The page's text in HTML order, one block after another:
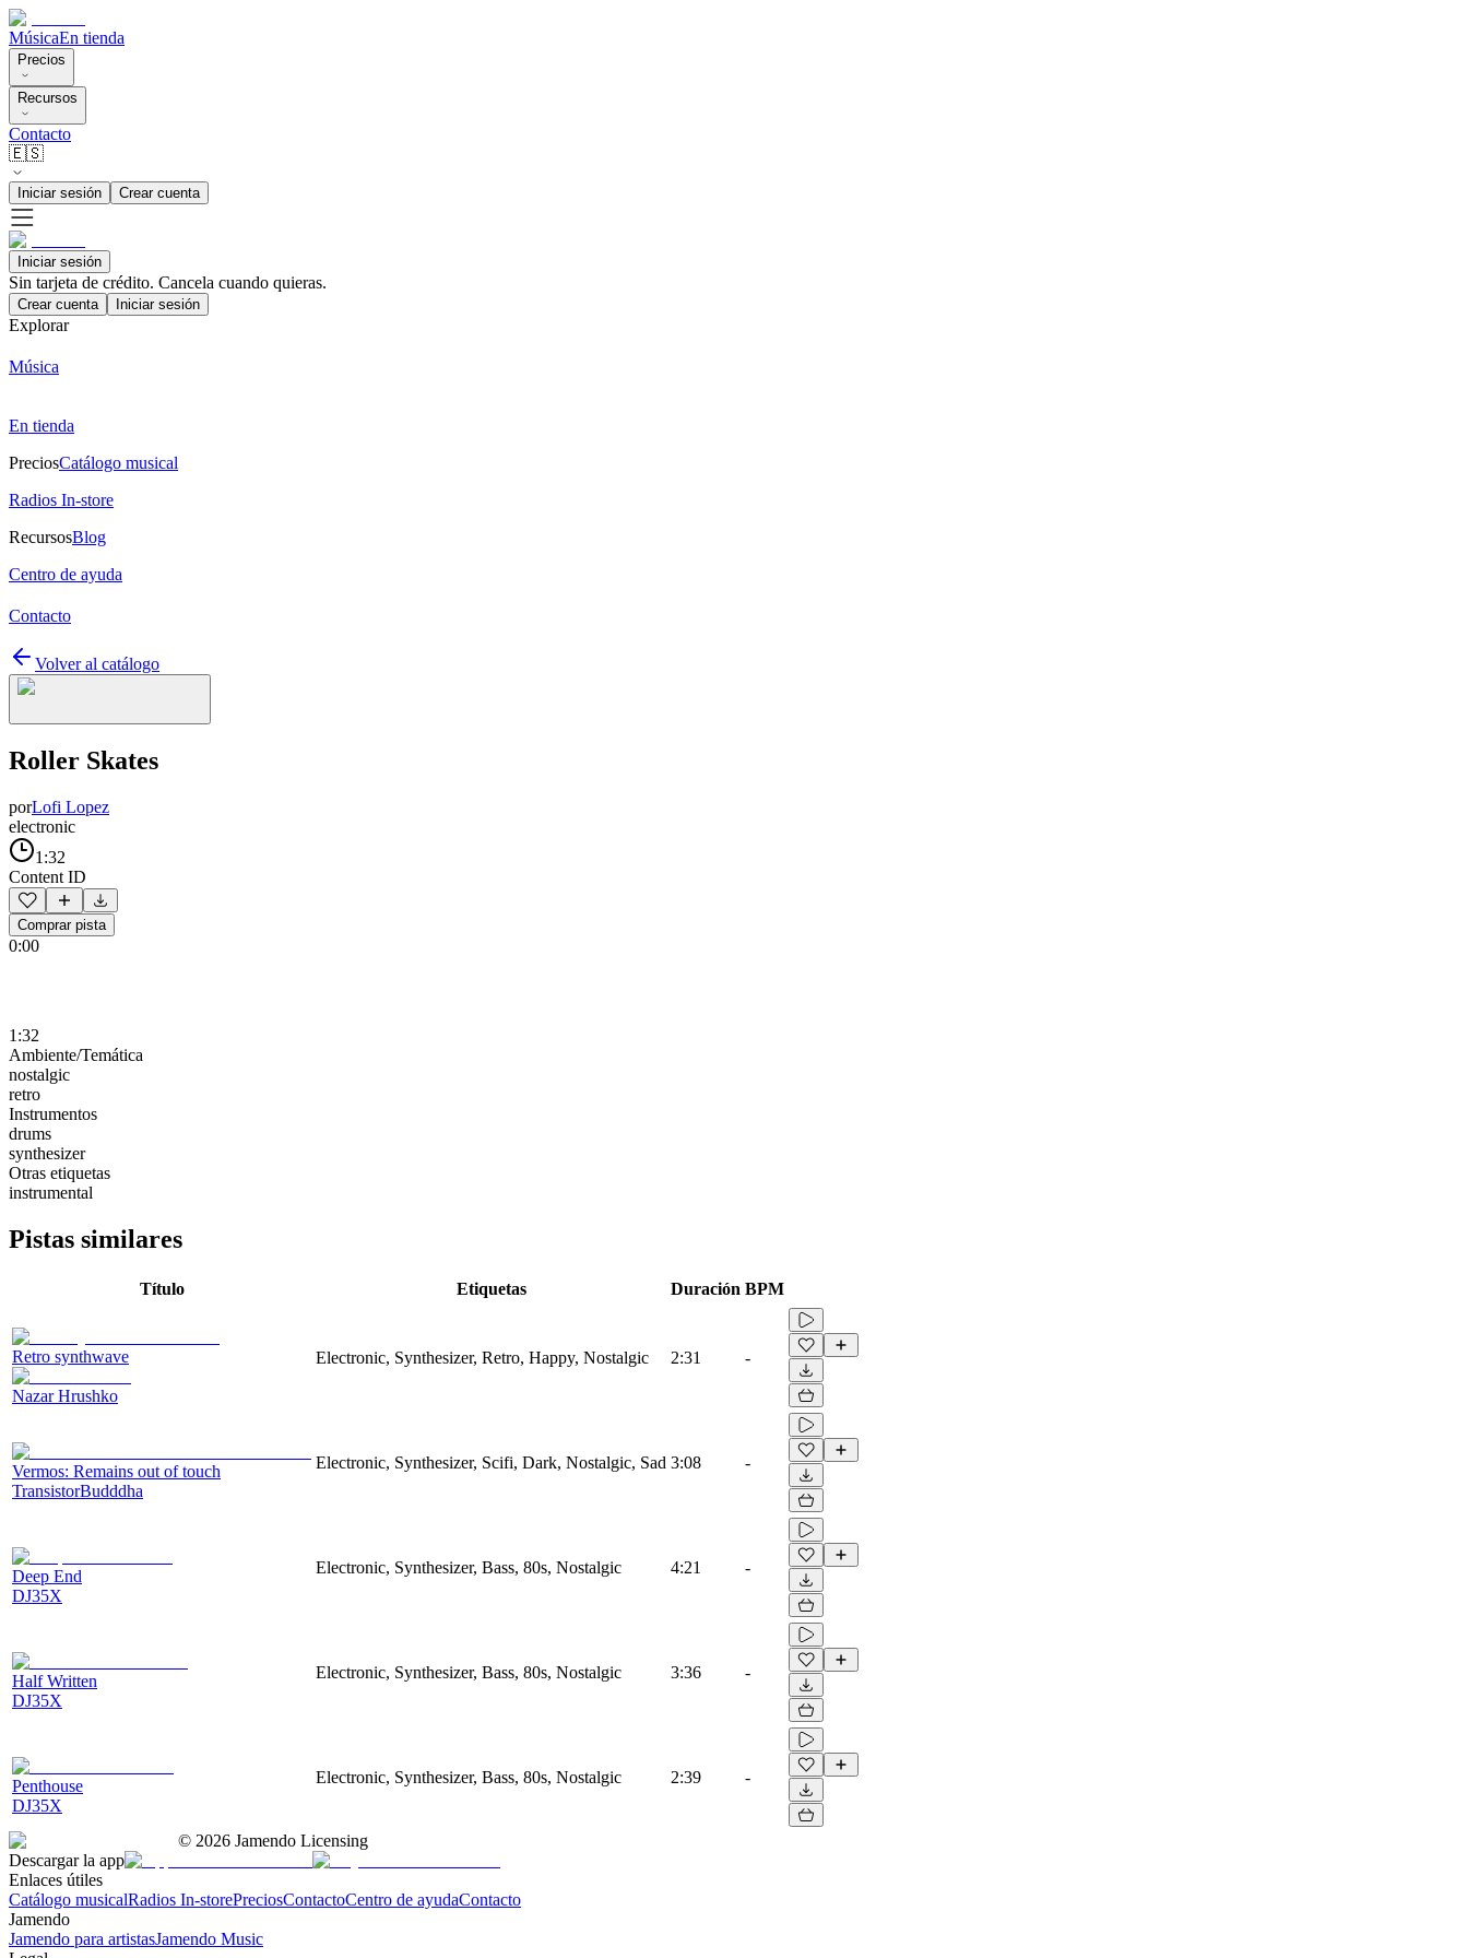
MúsicaEn tienda
Precios
Recursos
Contacto
🇪🇸
Iniciar sesión Crear cuenta
Iniciar sesión
Sin tarjeta de crédito. Cancela cuando quieras.
Crear cuenta Iniciar sesión
Explorar
Música
En tienda
PreciosCatálogo musical
Radios In-store
RecursosBlog
Centro de ayuda
Contacto
Volver al catálogo
Roller Skates
porLofi Lopez
electronic
1:32
Content ID
Comprar pista
0:00
1:32
Ambiente/Temática
nostalgic
retro
Instrumentos
drums
synthesizer
Otras etiquetas
instrumental
Pistas similares
Título Etiquetas Duración BPM
Retro synthwave
Nazar Hrushko
Electronic, Synthesizer, Retro, Happy, Nostalgic 2:31 -
Vermos: Remains out of touch
TransistorBudddha
Electronic, Synthesizer, Scifi, Dark, Nostalgic, Sad 3:08 -
Deep End
DJ35X
Electronic, Synthesizer, Bass, 80s, Nostalgic 4:21 -
Half Written
DJ35X
Electronic, Synthesizer, Bass, 80s, Nostalgic 3:36 -
Penthouse
DJ35X
Electronic, Synthesizer, Bass, 80s, Nostalgic 2:39 -
© 2026 Jamendo Licensing
Descargar la app
Enlaces útiles
Catálogo musicalRadios In-storePreciosContactoCentro de ayudaContacto
Jamendo
Jamendo para artistasJamendo Music